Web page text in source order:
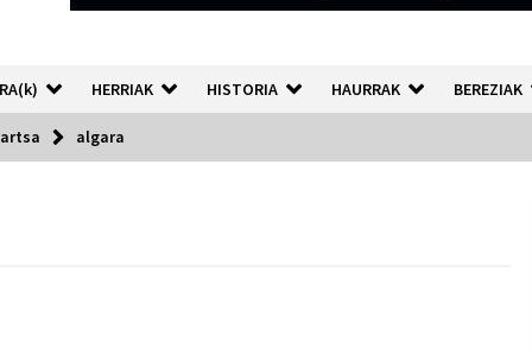
HERRIAK HISTORIA HAURRAK BEREZIAK
algara